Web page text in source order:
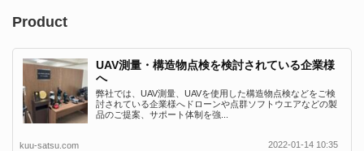
Product
UAV測量・構造物点検を検討されている企業様
へ
弊社では、UAV測量、UAVを使用した構造物点検などをご検
討されている企業様へドローンや点群ソフトウエアなどの製
品のご提案、サポート体制を強...
kuu-satsu.com 2022-01-14 10:35